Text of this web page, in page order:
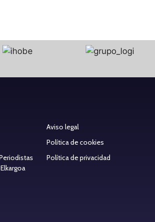
Aviso legal
Política de cookies
Política de privacidad